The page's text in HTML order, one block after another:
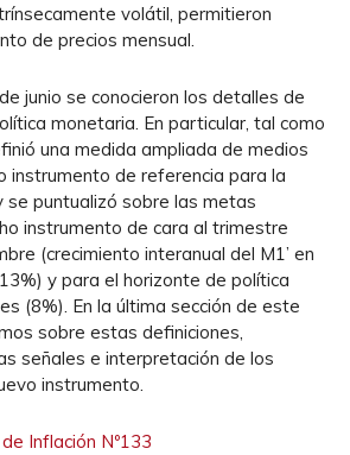
volátil, permitieron
de precios mensual.
junio se conocieron los detalles de
monetaria. En particular, tal como
una medida ampliada de medios
instrumento de referencia para la
se puntualizó sobre las metas
instrumento de cara al trimestre
(crecimiento interanual del M1’ en
y para el horizonte de política
(8%). En la última sección de este
sobre estas definiciones,
señales e interpretación de los
instrumento.
Inflación Nº133